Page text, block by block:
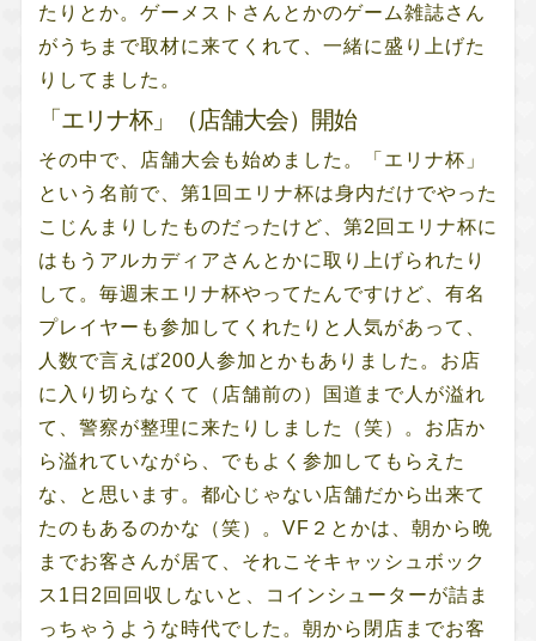
たりとか。ゲーメストさんとかのゲーム雑誌さん
がうちまで取材に来てくれて、一緒に盛り上げた
りしてました。
「エリナ杯」（店舗大会）開始
その中で、店舗大会も始めました。「エリナ杯」
という名前で、第1回エリナ杯は身内だけでやった
こじんまりしたものだったけど、第2回エリナ杯に
はもうアルカディアさんとかに取り上げられたり
して。毎週末エリナ杯やってたんですけど、有名
プレイヤーも参加してくれたりと人気があって、
人数で言えば200人参加とかもありました。お店
に入り切らなくて（店舗前の）国道まで人が溢れ
て、警察が整理に来たりしました（笑）。お店か
ら溢れていながら、でもよく参加してもらえた
な、と思います。都心じゃない店舗だから出来て
たのもあるのかな（笑）。VF２とかは、朝から晩
までお客さんが居て、それこそキャッシュボック
ス1日2回回収しないと、コインシューターが詰ま
っちゃうような時代でした。朝から閉店までお客